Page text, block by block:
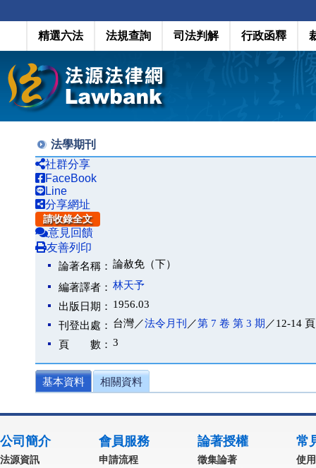
精選六法 法規查詢 司法判解 行政函釋
法學期刊
社群分享
FaceBook
Line
分享網址
請收錄全文
意見回饋
友善列印
論著名稱： 論赦免（下）
編著譯者： 林天予
出版日期： 1956.03
刊登出處： 台灣／法令月刊 ／第 7 卷 第 3 期 ／12-14 頁
頁 數： 3
基本資料 相關資料
公司簡介
法源資訊
會員服務
申請流程
論著授權
徵集論著
常
使